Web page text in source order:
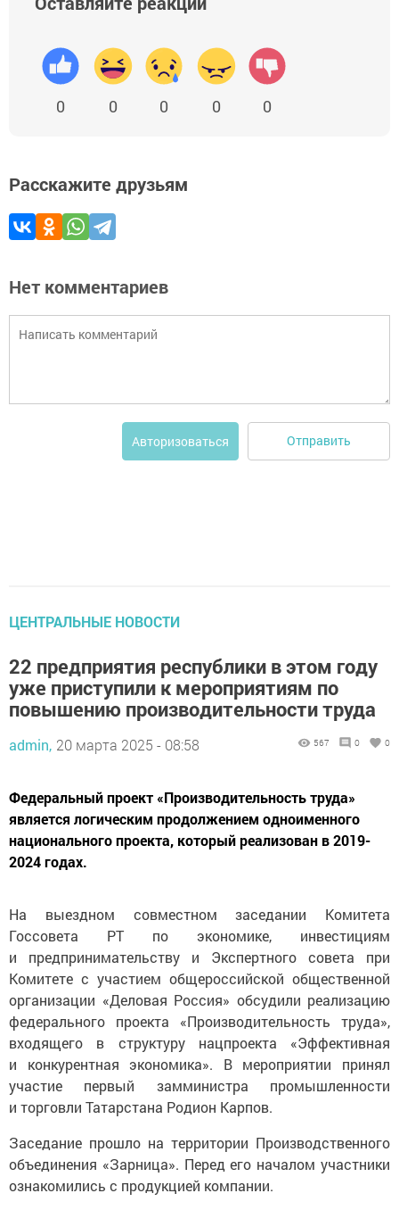
0 0 0 0 0
Расскажите друзьям
Нет комментариев
Авторизоваться Отправить
ЦЕНТРАЛЬНЫЕ НОВОСТИ
22 предприятия республики в этом году
уже приступили к мероприятиям по
повышению производительности труда
admin, 20 марта 2025 - 08:58 567 0 0
Федеральный проект «Производительность труда»
является логическим продолжением одноименного
национального проекта, который реализован в 2019-
2024 годах.
На выездном совместном заседании Комитета
Госсовета РТ по экономике, инвестициям
и предпринимательству и Экспертного совета при
Комитете с участием общероссийской общественной
организации «Деловая Россия» обсудили реализацию
федерального проекта «Производительность труда»,
входящего в структуру нацпроекта «Эффективная
и конкурентная экономика». В мероприятии принял
участие первый замминистра промышленности
и торговли Татарстана Родион Карпов.
Заседание прошло на территории Производственного
объединения «Зарница». Перед его началом участники
ознакомились с продукцией компании.